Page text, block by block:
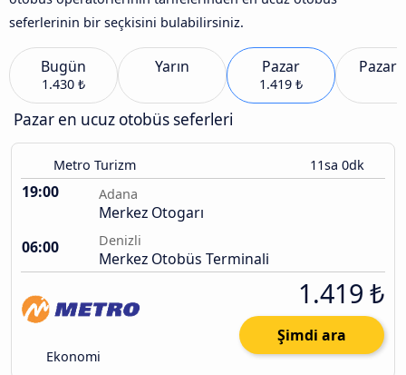
seferlerinin bir seçkisini bulabilirsiniz.
Bugün
1.430 ₺
Yarın Pazar
1.419 ₺
Pazar en ucuz otobüs seferleri
Metro Turizm 11sa 0dk
19:00 Adana
Merkez Otogarı
06:00
Denizli
Merkez Otobüs Terminali
Ekonomi
1.419 ₺
Şimdi ara